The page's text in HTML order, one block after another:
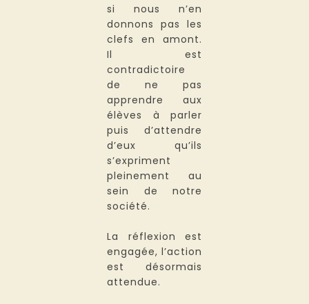
si nous n’en
donnons pas les
clefs en amont.
Il est
contradictoire
de ne pas
apprendre aux
élèves à parler
puis d’attendre
d’eux qu’ils
s’expriment
pleinement au
sein de notre
société.
La réflexion est
engagée, l’action
est désormais
attendue.